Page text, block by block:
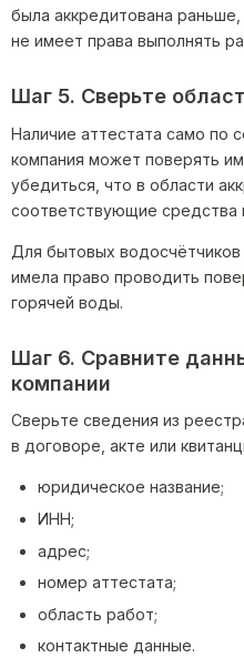
была аккредитована
не имеет права выполнять
Шаг 5. Сверьте
Наличие аттестата само по
компания может поверять
убедиться, что в области
соответствующие средства
Для бытовых
имела право проводить
горячей воды.
Шаг 6. Сравните
компании
Сверьте сведения из
в договоре, акте или
юридическое название;
ИНН;
адрес;
номер аттестата;
область работ;
контактные данные.